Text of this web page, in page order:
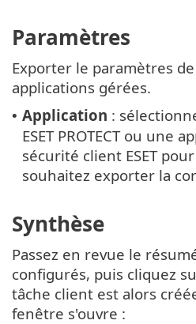
Paramètres
Exporter le paramètres
applications gérées.
• Application :
ESET PROTECT ou une
sécurité client ESET
souhaitez exporter la
Synthèse
Passez en revue le
configurés, puis cliquez
tâche client est alors
fenêtre s'ouvre :